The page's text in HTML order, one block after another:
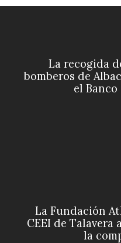
La recogida
bomberos de
el
La Fundación
CEEI de Talavera
la